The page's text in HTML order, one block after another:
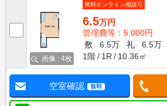
画像 : 4枚
無料オンライン相談可
6.5万円
管理費等：5,000円
敷
6.5万 礼
6.5万
1階
1R 10.36㎡
空室確認 無料